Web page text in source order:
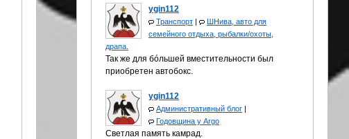
ygin112
Транспорт |
ШНива, авто для
семейного отдыха, рыбалки/охоты,
драпа.
Так же для бóльшей вместительности был
приобретен автобокс.
ygin112
Административный блог |
Годовщина у Аrgo
Светлая память камрад.